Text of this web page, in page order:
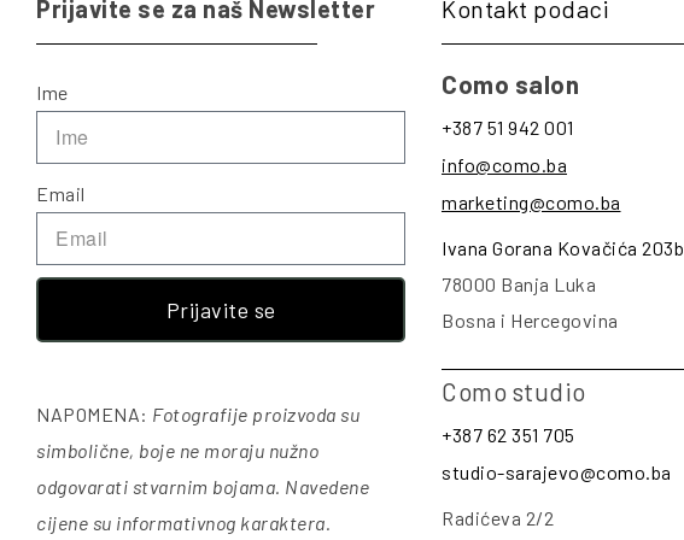
Prijavite se za naš Newsletter
Ime
Email
Prijavite se
NAPOMENA: Fotografije proizvoda su
simbolične, boje ne moraju nužno
odgovarati stvarnim bojama. Navedene
cijene su informativnog karaktera.
Kontakt podaci
Como salon
+387 51 942 001
info@como.ba
marketing@como.ba
Ivana Gorana Kovačića 203b
78000 Banja Luka
Bosna i Hercegovina
Como studio
+387 62 351 705
studio-sarajevo@como.ba
Radićeva 2/2